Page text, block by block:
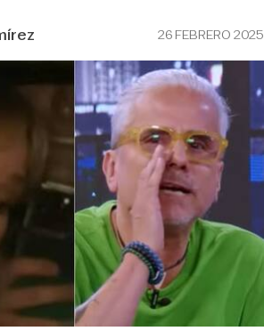
26 FEBRERO 2025